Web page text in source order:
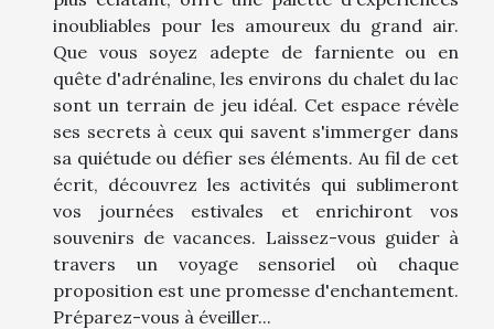
inoubliables pour les amoureux du grand air.
Que vous soyez adepte de farniente ou en
quête d'adrénaline, les environs du chalet du lac
sont un terrain de jeu idéal. Cet espace révèle
ses secrets à ceux qui savent s'immerger dans
sa quiétude ou défier ses éléments. Au fil de cet
écrit, découvrez les activités qui sublimeront
vos journées estivales et enrichiront vos
souvenirs de vacances. Laissez-vous guider à
travers un voyage sensoriel où chaque
proposition est une promesse d'enchantement.
Préparez-vous à éveiller...